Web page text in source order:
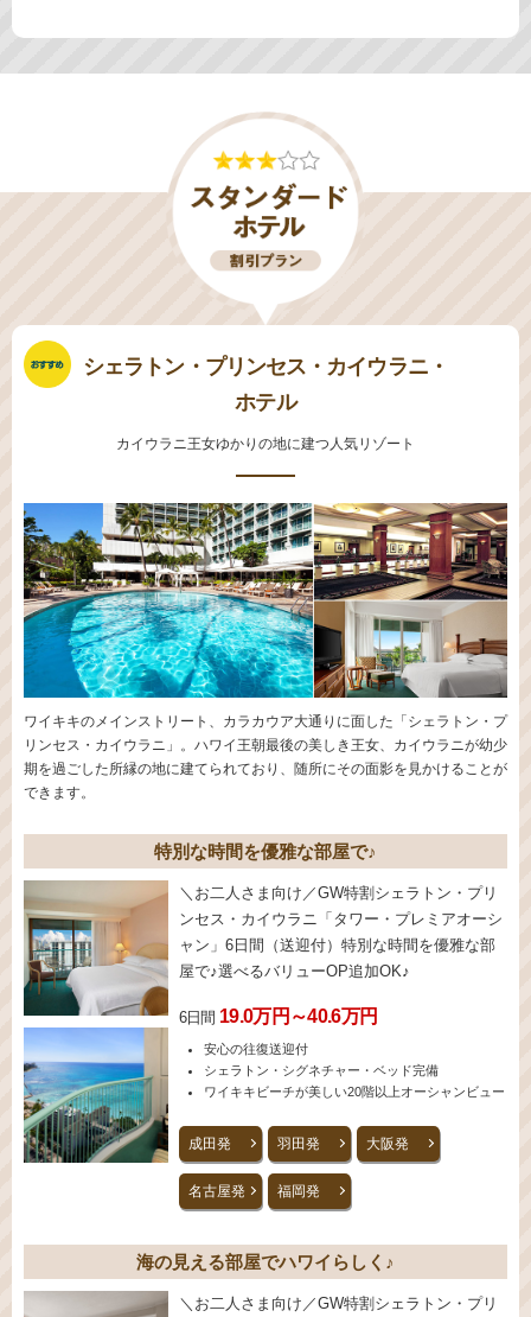
シェラトン・プリンセス・カイウラニ・
ホテル
カイウラニ王女ゆかりの地に建つ人気リゾート
ワイキキのメインストリート、カラカウア大通りに面した「シェラトン・プ
リンセス・カイウラニ」。ハワイ王朝最後の美しき王女、カイウラニが幼少
期を過ごした所縁の地に建てられており、随所にその面影を見かけることが
できます。
特別な時間を優雅な部屋で♪
＼お二人さま向け／GW特割シェラトン・プリ
ンセス・カイウラニ「タワー・プレミアオーシ
ャン」6日間（送迎付）特別な時間を優雅な部
屋で♪選べるバリューOP追加OK♪
6日間 19.0万円～40.6万円
安心の往復送迎付
シェラトン・シグネチャー・ベッド完備
ワイキキビーチが美しい20階以上オーシャンビュー
成田発 羽田発 大阪発
名古屋発 福岡発
海の見える部屋でハワイらしく♪
＼お二人さま向け／GW特割シェラトン・プリ